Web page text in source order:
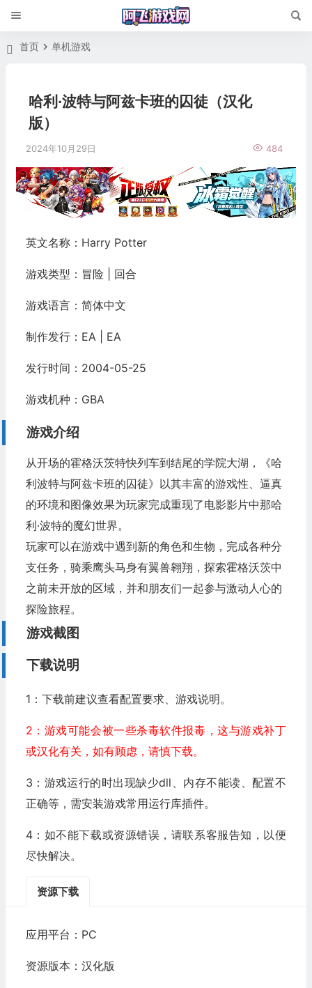
首页 单机游戏
哈利·波特与阿兹卡班的囚徒（汉化
版）
2024年10月29日 484
英文名称：Harry Potter
游戏类型：冒险 | 回合
游戏语言：简体中文
制作发行：EA | EA
发行时间：2004-05-25
游戏机种：GBA
游戏介绍
从开场的霍格沃茨特快列车到结尾的学院大湖，《哈
利波特与阿兹卡班的囚徒》以其丰富的游戏性 、逼真
的环境和图像效果为玩家完成重现了电影影片中那哈
利·波特的魔幻世界。
玩家可以在游戏中遇到新的角色和生物，完成各种分
支任务，骑乘鹰头马身有翼兽翱翔，探索霍格沃茨中
之前未开放的区域，并和朋友们一起参与激动人心的
探险旅程。
游戏截图
下载说明
1：下载前建议查看配置要求、游戏说明。
2：游戏可能会被一些杀毒软件报毒，这与游戏补丁
或汉化有关，如有顾虑，请慎下载。
3：游戏运行的时出现缺少dll、内存不能读、配置不
正确等，需安装游戏常用运行库插件。
4：如不能下载或资源错误，请联系客服告知，以便
尽快解决。
资源下载
应用平台：PC
资源版本：汉化版